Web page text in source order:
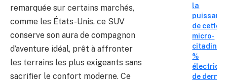
remarquée sur certains marchés,
comme les États-Unis, ce SUV
conserve son aura de compagnon
d’aventure idéal, prêt à affronter
les terrains les plus exigeants sans
sacrifier le confort moderne. Ce
la
de cette
micro-
citadine
%
de